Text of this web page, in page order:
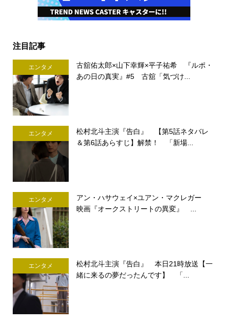
注目記事
エンタメ
古舘佑太郎×山下幸輝×平子祐希 『ルポ・
あの日の真実』#5 古舘「気づけ...
エンタメ
松村北斗主演『告白』 【第5話ネタバレ
＆第6話あらすじ】解禁！ 「新場...
エンタメ
アン・ハサウェイ×ユアン・マクレガー
映画『オークストリートの異変』 ...
エンタメ
松村北斗主演『告白』 本日21時放送【一
緒に来るの夢だったんです】 「...